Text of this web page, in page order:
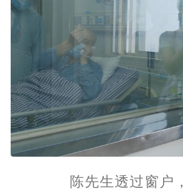
陈先生透过窗户